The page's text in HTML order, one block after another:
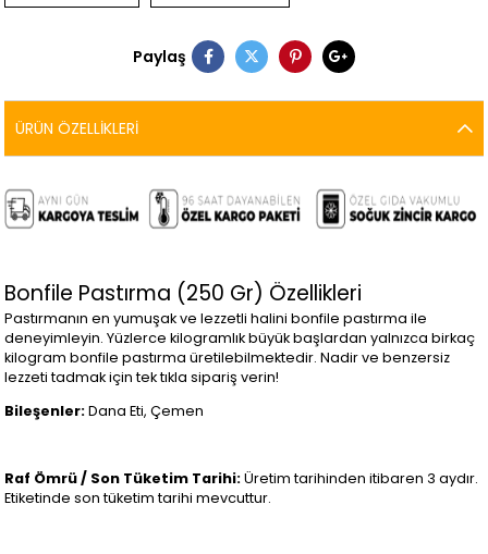
Paylaş
ÜRÜN ÖZELLIKLERI
Bonfile Pastırma (250 Gr) Özellikleri
Pastırmanın en yumuşak ve lezzetli halini bonfile pastırma ile
deneyimleyin. Yüzlerce kilogramlık büyük başlardan yalnızca birkaç
kilogram bonfile pastırma üretilebilmektedir. Nadir ve benzersiz
lezzeti tadmak için tek tıkla sipariş verin!
Bileşenler:Dana Eti, Çemen
Raf Ömrü / Son Tüketim Tarihi:Üretim tarihinden itibaren 3 aydır.
Etiketinde son tüketim tarihi mevcuttur.